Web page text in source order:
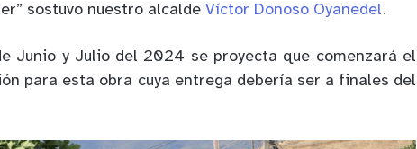
sostuvo nuestro alcalde Víctor Donoso Oyanedel.
Junio y Julio del 2024 se proyecta que comenzará el
para esta obra cuya entrega debería ser a finales del